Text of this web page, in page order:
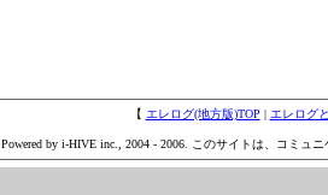
【 エレログ(地方版)TOP | エレログ
Powered by i-HIVE inc., 2004 - 2006. このサイトは、コミュ